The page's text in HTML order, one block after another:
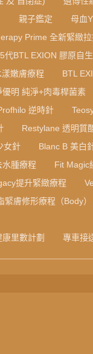
親子鑑定 母血
Prime 全新緊緻
代BTL EXION 膠原自
嫩膚療程 BTL
優明 純淨+肉毒桿菌素
逆時針
Restylane 透明質
女針 Blanc B 美白
水腫療程 Fit Magic
提升緊緻療程
緊膚修形療程（Body）
康里數計劃 專車接